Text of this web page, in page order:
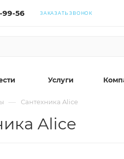
99-56 ЗАКАЗАТЬ ЗВОНОК
Услуги
— Сантехника Alice
Alice